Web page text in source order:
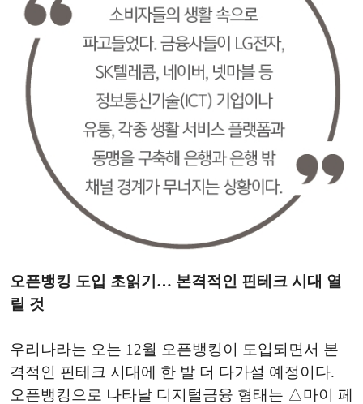
오픈뱅킹 도입 초읽기… 본격적인 핀테크 시대 열
릴 것
우리나라는 오는 12월 오픈뱅킹이 도입되면서 본
격적인 핀테크 시대에 한 발 더 다가설 예정이다.
오픈뱅킹으로 나타날 디지털금융 형태는 △마이 페